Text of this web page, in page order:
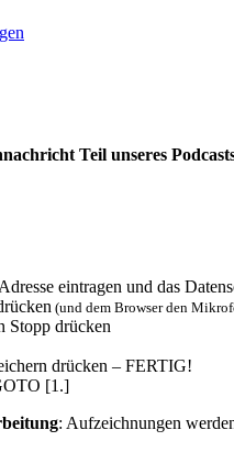
Teil unseres
eintragen und das
(und dem Browser den
Stopp drücken
drücken – FERTIG!
[1.]
: Aufzeichnungen